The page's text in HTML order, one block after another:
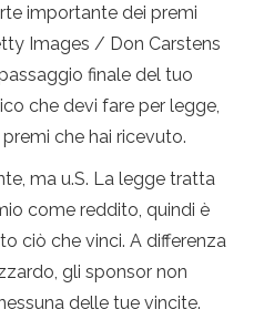
importante dei premi
Images / Don Carstens
finale del tuo
che devi fare per legge,
che hai ricevuto.
ma u.S. La legge tratta
come reddito, quindi è
ciò che vinci. A differenza
gli sponsor non
delle tue vincite.